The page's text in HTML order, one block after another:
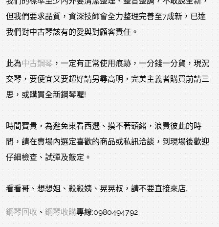
但我們要求品質，資深技師會全力整理完善至7成新，已達
我們對中古琴該有的愛與對顧客責任。
此為中古鋼琴 ，一定有正常使用痕跡，一分錢一分貨，現況
交琴，要便宜又要超好請另尋高明，完美主義者購買前請三
思，或購買全新鋼琴喔!
時間寶貴，為避免東看西選、摸不著頭緒，浪費彼此的時
間，請在賣場內選定喜歡的商品或私訊洽談，到現場後歡迎
仔細檢查、試彈及敲定。
看看哥、想想姐、殺殺姨、晃晃叔，請不要直接來店..
鋼琴回收 、 鋼琴收購專線:0980494792